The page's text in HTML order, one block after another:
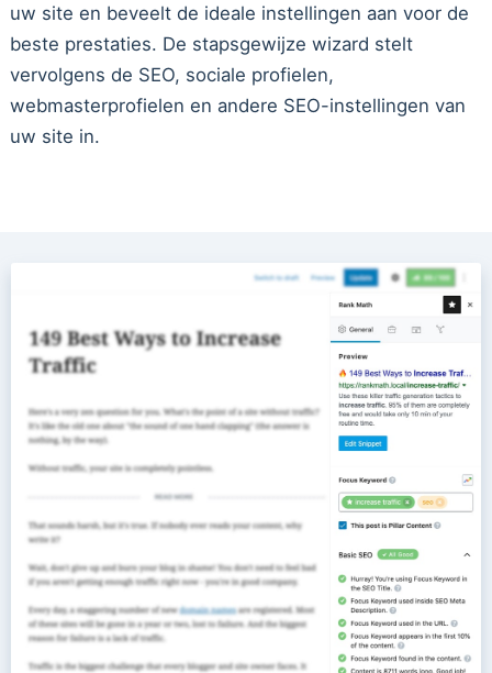
uw site en beveelt de ideale instellingen aan voor de
beste prestaties. De stapsgewijze wizard stelt
vervolgens de SEO, sociale profielen,
webmasterprofielen en andere SEO-instellingen van
uw site in.